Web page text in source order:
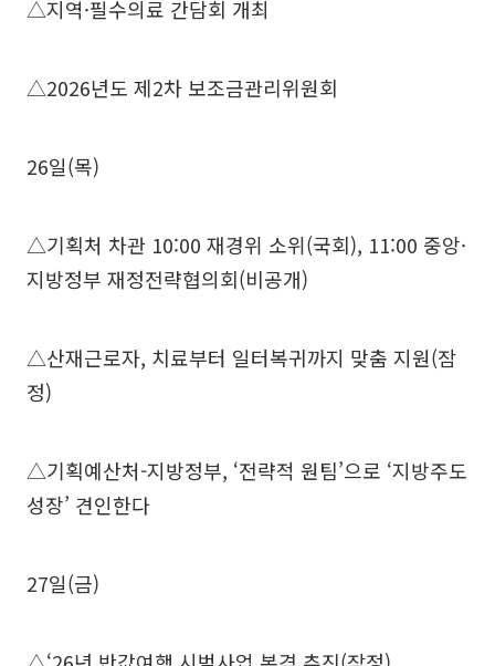
△지역·필수의료 간담회 개최
△2026년도 제2차 보조금관리위원회
26일(목)
△기획처 차관 10:00 재경위 소위(국회), 11:00 중앙·
지방정부 재정전략협의회(비공개)
△산재근로자, 치료부터 일터복귀까지 맞춤 지원(잠
정)
△기획예산처-지방정부, ‘전략적 원팀’으로 ‘지방주도
성장’ 견인한다
27일(금)